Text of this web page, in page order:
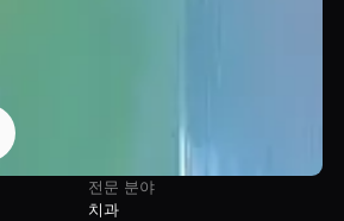
전문 분야
치과